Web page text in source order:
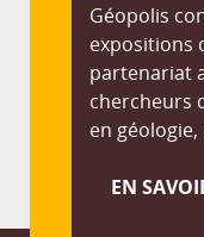
Géopolis
expositions
partenariat
chercheurs
en
EN